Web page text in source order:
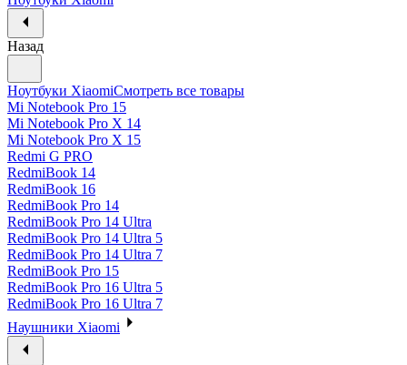
Назад
Ноутбуки XiaomiСмотреть все товары
Mi Notebook Pro 15
Mi Notebook Pro X 14
Mi Notebook Pro X 15
Redmi G PRO
RedmiBook 14
RedmiBook 16
RedmiBook Pro 14
RedmiBook Pro 14 Ultra
RedmiBook Pro 14 Ultra 5
RedmiBook Pro 14 Ultra 7
RedmiBook Pro 15
RedmiBook Pro 16 Ultra 5
RedmiBook Pro 16 Ultra 7
Наушники Xiaomi